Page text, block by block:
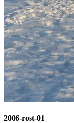
2006-rost-01